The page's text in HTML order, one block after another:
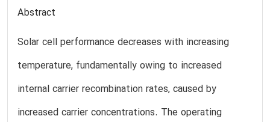
Abstract
Solar cell performance decreases with increasing
temperature, fundamentally owing to increased
internal carrier recombination rates, caused by
increased carrier concentrations. The operating